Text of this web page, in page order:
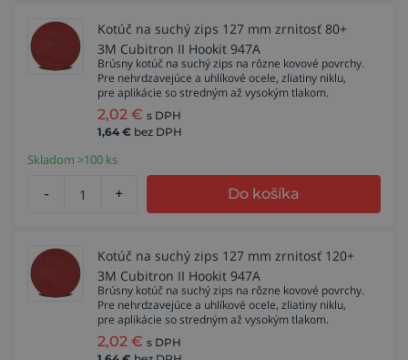
Kotúč na suchý zips 127 mm zrnitosť 80+
3M Cubitron II Hookit 947A
Brúsny kotúč na suchý zips na rôzne kovové povrchy.
Pre nehrdzavejúce a uhlíkové ocele, zliatiny niklu,
pre aplikácie so stredným až vysokým tlakom.
2,02 € s DPH
1,64 € bez DPH
Skladom >100 ks
- + Do košíka
Kotúč na suchý zips 127 mm zrnitosť 120+
3M Cubitron II Hookit 947A
Brúsny kotúč na suchý zips na rôzne kovové povrchy.
Pre nehrdzavejúce a uhlíkové ocele, zliatiny niklu,
pre aplikácie so stredným až vysokým tlakom.
2,02 € s DPH